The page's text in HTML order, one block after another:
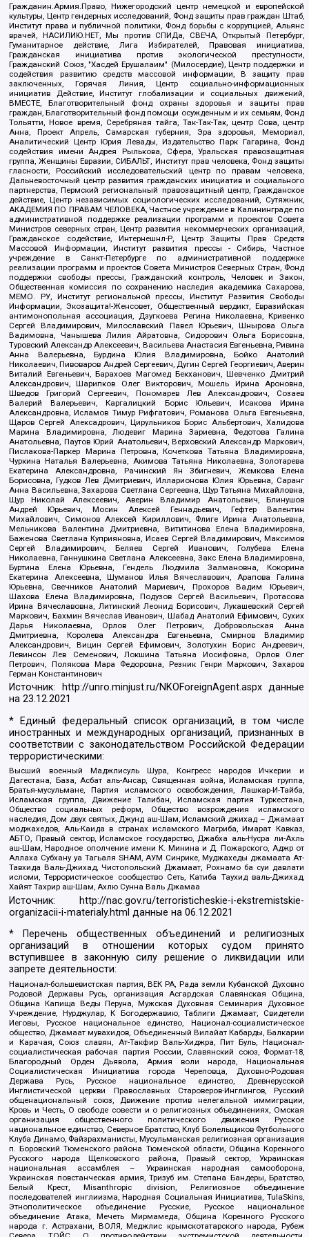
Гражданин.Армия.Право, Нижегородский центр немецкой и европейской
культуры, Центр гендерных исследований, Фонд защиты прав граждан Штаб,
Институт права и публичной политики, Фонд борьбы с коррупцией, Альянс
врачей, НАСИЛИЮ.НЕТ, Мы против СПИДа, СВЕЧА, Открытый Петербург,
Гуманитарное действие, Лига Избирателей, Правовая инициатива,
Гражданская инициатива против экологической преступности,
Гражданский Союз, "Хасдей Ерушалаим" (Милосердие), Центр поддержки и
содействия развитию средств массовой информации, В защиту прав
заключенных, Горячая Линия, Центр социально-информационных
инициатив Действие, Институт глобализации и социальных движений,
ВМЕСТЕ, Благотворительный фонд охраны здоровья и защиты прав
граждан, Благотворительный фонд помощи осужденным и их семьям, Фонд
Тольятти, Новое время, Серебряная тайга, Так-Так-Так, центр Сова, центр
Анна, Проект Апрель, Самарская губерния, Эра здоровья, Мемориал,
Аналитический Центр Юрия Левады, Издательство Парк Гагарина, Фонд
содействия имени Андрея Рылькова, Сфера, Уральская правозащитная
группа, Женщины Евразии, СИБАЛЬТ, Институт прав человека, Фонд защиты
гласности, Российский исследовательский центр по правам человека,
Дальневосточный центр развития гражданских инициатив и социального
партнерства, Пермский региональный правозащитный центр, Гражданское
действие, Центр независимых социологических исследований, Сутяжник,
АКАДЕМИЯ ПО ПРАВАМ ЧЕЛОВЕКА, Частное учреждение в Калининграде по
административной поддержке реализации программ и проектов Совета
Министров северных стран, Центр развития некоммерческих организаций,
Гражданское содействие, Интернешнл-Р, Центр Защиты Прав Средств
Массовой Информации, Институт развития прессы - Сибирь, Частное
учреждение в Санкт-Петербурге по административной поддержке
реализации программ и проектов Совета Министров Северных Стран, Фонд
поддержки свободы прессы, Гражданский контроль, Человек и Закон,
Общественная комиссия по сохранению наследия академика Сахарова,
МЕМО. РУ, Институт региональной прессы, Институт Развития Свободы
Информации, Экозащита!-Женсовет, Общественный вердикт, Евразийская
антимонопольная ассоциация, Дзугкоева Регина Николаевна, Кривенко
Сергей Владимирович, Милославский Павел Юрьевич, Шнырова Ольга
Вадимовна, Чанышева Лилия Айратовна, Сидорович Ольга Борисовна,
Туровский Александр Алексеевич, Васильева Анастасия Евгеньевна, Ривина
Анна Валерьевна, Бурдина Юлия Владимировна, Бойко Анатолий
Николаевич, Пивоваров Андрей Сергеевич, Дугин Сергей Георгиевич, Аверин
Виталий Евгеньевич, Барахоев Магомед Бекханович, Шевченко Дмитрий
Александрович, Шарипков Олег Викторович, Мошель Ирина Ароновна,
Шведов Григорий Сергеевич, Пономарев Лев Александрович, Созаев
Валерий Валерьевич, Каргалицкий Борис Юльевич, Исакова Ирина
Александровна, Исламов Тимур Рифгатович, Романова Ольга Евгеньевна,
Щаров Сергей Алексадрович, Цирульников Борис Альбертович, Халидова
Марина Владимировна, Людевиг Марина Зариевна, Федотова Галина
Анатольевна, Паутов Юрий Анатольевич, Верховский Александр Маркович,
Пислакова-Паркер Марина Петровна, Кочеткова Татьяна Владимировна,
Чуркина Наталья Валерьевна, Акимова Татьяна Николаевна, Золотарева
Екатерина Александровна, Рачинский Ян Збигневич, Жемкова Елена
Борисовна, Гудков Лев Дмитриевич, Илларионова Юлия Юрьевна, Саранг
Анна Васильевна, Захарова Светлана Сергеевна, Щур Татьяна Михайловна,
Щур Николай Алексеевич, Аверин Владимир Анатольевич, Блинушов
Андрей Юрьевич, Мосин Алексей Геннадьевич, Гефтер Валентин
Михайлович, Симонов Алексей Кириллович, Флиге Ирина Анатольевна,
Мельникова Валентина Дмитриевна, Вититинова Елена Владимировна,
Баженова Светлана Куприяновна, Исаев Сергей Владимирович, Максимов
Сергей Владимирович, Беляев Сергей Иванович, Голубева Елена
Николаевна, Ганнушкина Светлана Алексеевна, Закс Елена Владимировна,
Буртина Елена Юрьевна, Гендель Людмила Залмановна, Кокорина
Екатерина Алексеевна, Шуманов Илья Вячеславович, Арапова Галина
Юрьевна, Свечников Анатолий Мариевич, Прохоров Вадим Юрьевич,
Шахова Елена Владимировна, Подузов Сергей Васильевич, Протасова
Ирина Вячеславовна, Литинский Леонид Борисович, Лукашевский Сергей
Маркович, Бахмин Вячеслав Иванович, Шабад Анатолий Ефимович, Сухих
Дарья Николаевна, Орлов Олег Петрович, Добровольская Анна
Дмитриевна, Королева Александра Евгеньевна, Смирнов Владимир
Александрович, Вицин Сергей Ефимович, Золотухин Борис Андреевич,
Левинсон Лев Семенович, Локшина Татьяна Иосифовна, Орлов Олег
Петрович, Полякова Мара Федоровна, Резник Генри Маркович, Захаров
Герман Константинович
Источник: http://unro.minjust.ru/NKOForeignAgent.aspxданные
на23.12.2021
* Единый федеральный список организаций, в том числе
иностранных и международных организаций, признанных в
соответствии с законодательством Российской Федерации
террористическими:
Высший военный Маджлисуль Шура, Конгресс народов Ичкерии и
Дагестана, База, Асбат аль-Ансар, Священная война, Исламская группа,
Братья-мусульмане, Партия исламского освобождения, Лашкар-И-Тайба,
Исламская группа, Движение Талибан, Исламская партия Туркестана,
Общество социальных реформ, Общество возрождения исламского
наследия, Дом двух святых, Джунд аш-Шам, Исламский джихад – Джамаат
моджахедов, Аль-Каида в странах исламского Магриба, Имарат Кавказ,
АБТО, Правый сектор, Исламское государство, Джабха аль-Нусра ли-Ахль
аш-Шам, Народное ополчение имени К. Минина и Д. Пожарского, Аджр от
Аллаха Субхану уа Тагьаля SHAM, АУМ Синрике, Муджахеды джамаата Ат-
Тавхида Валь-Джихад, Чистопольский Джамаат, Рохнамо ба суи давлати
исломи, Террористическое сообщество Сеть, Катиба Таухид валь-Джихад,
Хайят Тахрир аш-Шам, Ахлю Сунна Валь Джамаа
Источник:
http://nac.gov.ru/terroristicheskie-i-ekstremistskie-
organizacii-i-materialy.html данные на06.12.2021
* Перечень общественных объединений и религиозных
организаций в отношении которых судом принято
вступившее в законную силу решение о ликвидации или
запрете деятельности:
Национал-большевистская партия, ВЕК РА, Рада земли Кубанской Духовно
Родовой Державы Русь, организация Асгардская Славянская Община,
Община Капища Веды Перуна, Мужская Духовная Семинария Духовное
Учреждение, Нурджулар, К Богодержавию, Таблиги Джамаат, Свидетели
Иеговы, Русское национальное единство, Национал-социалистическое
общество, Джамаат мувахидов, Объединенный Вилайат Кабарды, Балкарии
и Карачая, Союз славян, Ат-Такфир Валь-Хиджра, Пит Буль, Национал-
социалистическая рабочая партия России, Славянский союз, Формат-18,
Благородный Орден Дьявола, Армия воли народа, Национальная
Социалистическая Инициатива города Череповца, Духовно-Родовая
Держава Русь, Русское национальное единство, Древнерусской
Инглистической церкви Православных Староверов-Инглингов, Русский
общенациональный союз, Движение против нелегальной иммиграции,
Кровь и Честь, О свободе совести и о религиозных объединениях, Омская
организация общественного политического движения Русское
национальное единство, Северное Братство, Клуб Болельщиков Футбольного
Клуба Динамо, Файзрахманисты, Мусульманская религиозная организация
п. Боровский Тюменского района Тюменской области, Община Коренного
Русского народа Щелковского района, Правый сектор, Украинская
национальная ассамблея – Украинская народная самооборона,
Украинская повстанческая армия, Тризуб им. Степана Бандеры, Братство,
Белый Крест, Misanthropic division, Религиозное объединение
последователей инглиизма, Народная Социальная Инициатива, TulaSkins,
Этнополитическое объединение Русские, Русское национальное
объединение Атака, Мечеть Мирмамеда, Община Коренного Русского
народа г. Астрахани, ВОЛЯ, Меджлис крымскотатарского народа, Рубеж